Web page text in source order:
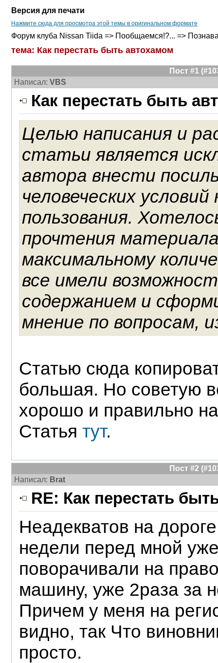
Версия для печати
Нажмите сюда для просмотра этой темы в оригинальном формате
Форум клуба Nissan Tiida => Пообщаемся!?... =>
тема: Как перестать быть автохамом
Пост #1
Написал: VBS
Как перестать быть
Целью написания и
статьи является
автора внести
человеческих
пользования.
прочтения
максимальному
все имели
содержанием и
мнение по вопросам,
Статью сюда
большая. Но советую
хорошо и правильно
Статья тут.
Пост #2
Написал: Brat
RE: Как перестать
Неадекватов на
недели перед мной
поворачивали на
машину, уже 2раза
Причем у меня на
видно, так Что
просто.